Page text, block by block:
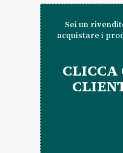
Sei un
acquistare i
CLICCA